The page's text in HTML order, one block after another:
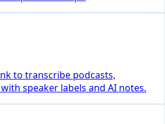
to transcribe podcasts,
speaker labels and AI notes.